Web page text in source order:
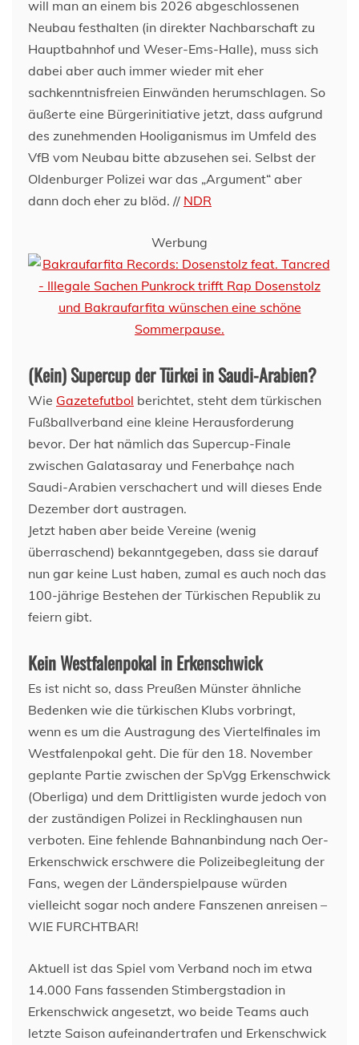
will man an einem bis 2026 abgeschlossenen
Neubau festhalten (in direkter Nachbarschaft zu
Hauptbahnhof und Weser-Ems-Halle), muss sich
dabei aber auch immer wieder mit eher
sachkenntnisfreien Einwänden herumschlagen. So
äußerte eine Bürgerinitiative jetzt, dass aufgrund
des zunehmenden Hooliganismus im Umfeld des
VfB vom Neubau bitte abzusehen sei. Selbst der
Oldenburger Polizei war das „Argument“ aber
dann doch eher zu blöd. // NDR
Werbung
(Kein) Supercup der Türkei in Saudi-Arabien?
Wie Gazetefutbol berichtet, steht dem türkischen
Fußballverband eine kleine Herausforderung
bevor. Der hat nämlich das Supercup-Finale
zwischen Galatasaray und Fenerbahçe nach
Saudi-Arabien verschachert und will dieses Ende
Dezember dort austragen.
Jetzt haben aber beide Vereine (wenig
überraschend) bekanntgegeben, dass sie darauf
nun gar keine Lust haben, zumal es auch noch das
100-jährige Bestehen der Türkischen Republik zu
feiern gibt.
Kein Westfalenpokal in Erkenschwick
Es ist nicht so, dass Preußen Münster ähnliche
Bedenken wie die türkischen Klubs vorbringt,
wenn es um die Austragung des Viertelfinales im
Westfalenpokal geht. Die für den 18. November
geplante Partie zwischen der SpVgg Erkenschwick
(Oberliga) und dem Drittligisten wurde jedoch von
der zuständigen Polizei in Recklinghausen nun
verboten. Eine fehlende Bahnanbindung nach Oer-
Erkenschwick erschwere die Polizeibegleitung der
Fans, wegen der Länderspielpause würden
vielleicht sogar noch andere Fanszenen anreisen –
WIE FURCHTBAR!
Aktuell ist das Spiel vom Verband noch im etwa
14.000 Fans fassenden Stimbergstadion in
Erkenschwick angesetzt, wo beide Teams auch
letzte Saison aufeinandertrafen und Erkenschwick